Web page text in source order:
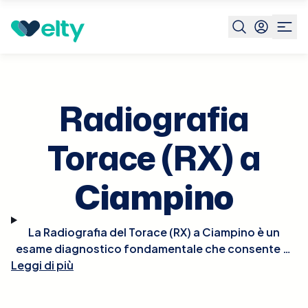
Prenota visita Ciampino
Radiografia
Torace (RX) a
Ciampino
La Radiografia del Torace (RX) a Ciampino è un
esame diagnostico fondamentale che consente di
visualizzare i polmoni, il cuore, i grandi vasi e le ossa
Leggi di più